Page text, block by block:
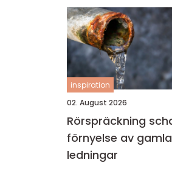
inspiration
02. August 2026
Rörspräckning schaktfri
förnyelse av gamla
ledningar